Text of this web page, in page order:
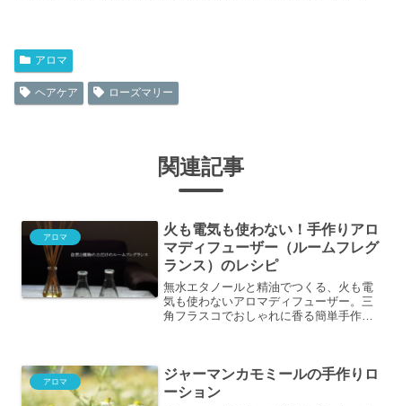
アロマ
ヘアケア ローズマリー
関連記事
アロマ
火も電気も使わない！手作りアロ
マディフューザー（ルームフレグ
ランス）のレシピ
無水エタノールと精油でつくる、火も電
気も使わないアロマディフューザー。三
角フラスコでおしゃれに香る簡単手作り
アロマ
ジャーマンカモミールの手作りロ
ーション